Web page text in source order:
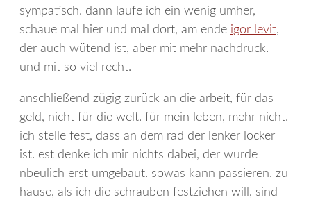
sympatisch. dann laufe ich ein wenig umher,
schaue mal hier und mal dort, am ende igor levit,
der auch wütend ist, aber mit mehr nachdruck.
und mit so viel recht.
anschließend zügig zurück an die arbeit, für das
geld, nicht für die welt. für mein leben, mehr nicht.
ich stelle fest, dass an dem rad der lenker locker
ist. est denke ich mir nichts dabei, der wurde
nbeulich erst umgebaut. sowas kann passieren. zu
hause, als ich die schrauben festziehen will, sind